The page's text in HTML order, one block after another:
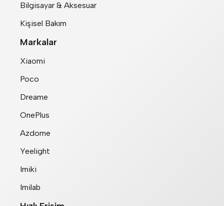
Bilgisayar & Aksesuar
Kişisel Bakım
Markalar
Xiaomi
Poco
Dreame
OnePlus
Azdome
Yeelight
Imiki
Imilab